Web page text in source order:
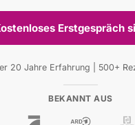
Erstgespräch
20 Jahre Erfahrung | 500+
BEKANNT AUS